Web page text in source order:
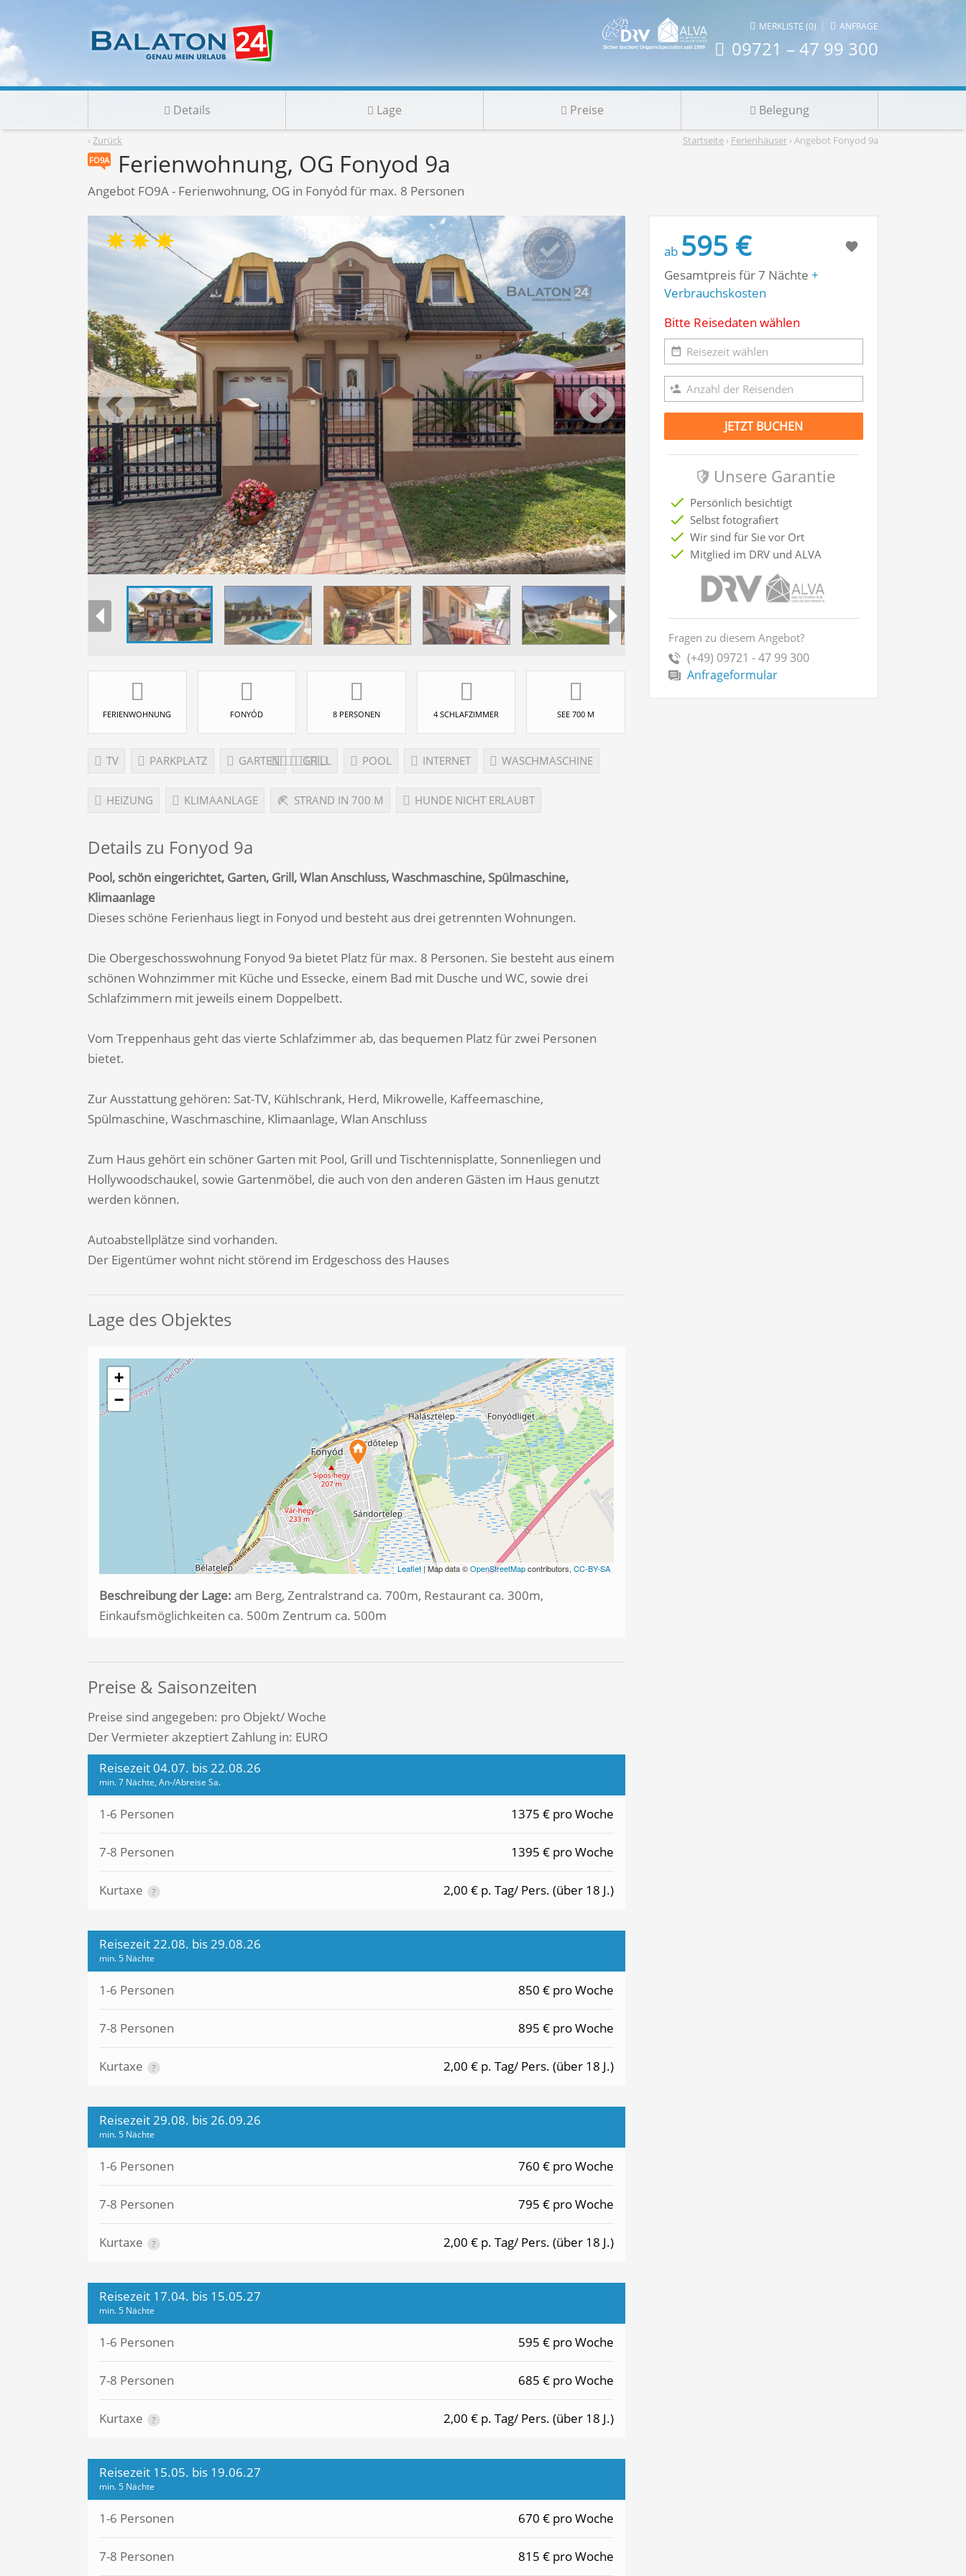
MERKLISTE (0) | ANFRAGE
09721 – 47 99 300
Details Lage Preise Belegung
‹ Zurück Startseite › Ferienhäuser › Angebot Fonyod 9a
FO9A Ferienwohnung, OG Fonyod 9a
Angebot FO9A - Ferienwohnung, OG in Fonyód für max. 8 Personen
ab 595 €
Gesamtpreis für 7 Nächte +
Verbrauchskosten
Bitte Reisedaten wählen
JETZT BUCHEN
Unsere Garantie
Persönlich besichtigt
Selbst fotografiert
Wir sind für Sie vor Ort
Mitglied im DRV und ALVA
Fragen zu diesem Angebot?
(+49) 09721 - 47 99 300
Anfrageformular
FERIENWOHNUNG FONYÓD 8 PERSONEN 4 SCHLAFZIMMER SEE 700 M
TV PARKPLATZ GARTEN GRILL POOL INTERNET WASCHMASCHINE
HEIZUNG KLIMAANLAGE STRAND IN 700 M HUNDE NICHT ERLAUBT
Details zu Fonyod 9a
Pool, schön eingerichtet, Garten, Grill, Wlan Anschluss, Waschmaschine, Spülmaschine,
Klimaanlage
Dieses schöne Ferienhaus liegt in Fonyod und besteht aus drei getrennten Wohnungen.
Die Obergeschosswohnung Fonyod 9a bietet Platz für max. 8 Personen. Sie besteht aus einem
schönen Wohnzimmer mit Küche und Essecke, einem Bad mit Dusche und WC, sowie drei
Schlafzimmern mit jeweils einem Doppelbett.
Vom Treppenhaus geht das vierte Schlafzimmer ab, das bequemen Platz für zwei Personen
bietet.
Zur Ausstattung gehören: Sat-TV, Kühlschrank, Herd, Mikrowelle, Kaffeemaschine,
Spülmaschine, Waschmaschine, Klimaanlage, Wlan Anschluss
Zum Haus gehört ein schöner Garten mit Pool, Grill und Tischtennisplatte, Sonnenliegen und
Hollywoodschaukel, sowie Gartenmöbel, die auch von den anderen Gästen im Haus genutzt
werden können.
Autoabstellplätze sind vorhanden.
Der Eigentümer wohnt nicht störend im Erdgeschoss des Hauses
Lage des Objektes
+
−
Leaflet| Map data ©OpenStreetMapcontributors, CC-BY-SA
Beschreibung der Lage: am Berg, Zentralstrand ca. 700m, Restaurant ca. 300m,
Einkaufsmöglichkeiten ca. 500m Zentrum ca. 500m
Preise & Saisonzeiten
Preise sind angegeben: pro Objekt/ Woche
Der Vermieter akzeptiert Zahlung in: EURO
Reisezeit 04.07. bis 22.08.26
min. 7 Nächte, An-/Abreise Sa.
1-6 Personen 1375 € pro Woche
7-8 Personen 1395 € pro Woche
Kurtaxe ? 2,00 € p. Tag/ Pers. (über 18 J.)
Reisezeit 22.08. bis 29.08.26
min. 5 Nächte
1-6 Personen 850 € pro Woche
7-8 Personen 895 € pro Woche
Kurtaxe ? 2,00 € p. Tag/ Pers. (über 18 J.)
Reisezeit 29.08. bis 26.09.26
min. 5 Nächte
1-6 Personen 760 € pro Woche
7-8 Personen 795 € pro Woche
Kurtaxe ? 2,00 € p. Tag/ Pers. (über 18 J.)
Reisezeit 17.04. bis 15.05.27
min. 5 Nächte
1-6 Personen 595 € pro Woche
7-8 Personen 685 € pro Woche
Kurtaxe ? 2,00 € p. Tag/ Pers. (über 18 J.)
Reisezeit 15.05. bis 19.06.27
min. 5 Nächte
1-6 Personen 670 € pro Woche
7-8 Personen 815 € pro Woche